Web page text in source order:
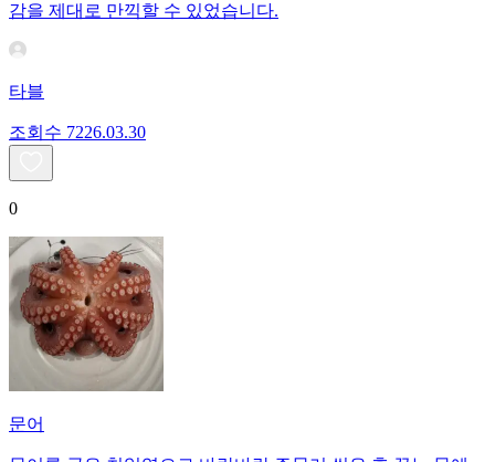
감을 제대로 만끽할 수 있었습니다.
타블
조회수 7226.03.30
0
문어